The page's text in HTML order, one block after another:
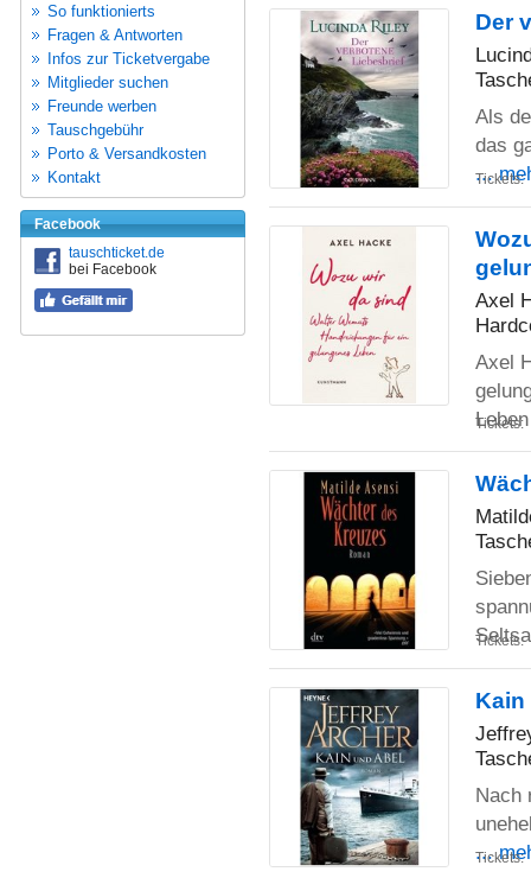
So funktionierts
Fragen & Antworten
Infos zur Ticketvergabe
Mitglieder suchen
Freunde werben
Tauschgebühr
Porto & Versandkosten
Kontakt
Facebook
tauschticket.de
bei Facebook
Der
Als
das
...
Tickets:
Axel
Axel
Tickets:
Tickets:
Kain
Nach
...
Tickets: